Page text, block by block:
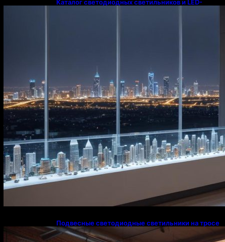
Каталог светодиодных светильников и LED-
Подвесные светодиодные светильники на тросе